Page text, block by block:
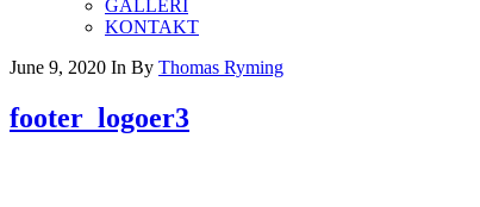
GALLERI
KONTAKT
June 9, 2020 In By Thomas Ryming
footer_logoer3